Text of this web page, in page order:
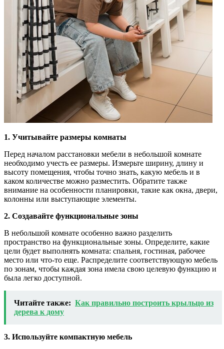
1. Учитывайте размеры комнаты
Перед началом расстановки мебели в небольшой комнате
необходимо учесть ее размеры. Измерьте ширину, длину и
высоту помещения, чтобы точно знать, какую мебель и в
каком количестве можно разместить. Обратите также
внимание на особенности планировки, такие как окна, двери,
колонны или выступающие элементы.
2. Создавайте функциональные зоны
В небольшой комнате особенно важно разделить
пространство на функциональные зоны. Определите, какие
цели будет выполнять комната: спальня, гостиная, рабочее
место или что-то еще. Распределите соответствующую мебель
по зонам, чтобы каждая зона имела свою целевую функцию и
была легко доступной.
Читайте также: Как правильно построить крыльцо из
дерева к дому
3. Используйте компактную мебель